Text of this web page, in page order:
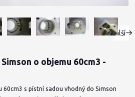
Další
o objemu 60cm3 -
60cm3 s pístní sadou vhodný do Simson